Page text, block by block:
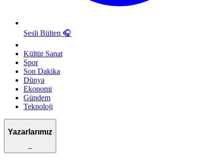
Sesli Bülten 🎧
Kültür Sanat
Spor
Son Dakika
Dünya
Ekonomi
Gündem
Teknoloji
Yazarlarımız
–